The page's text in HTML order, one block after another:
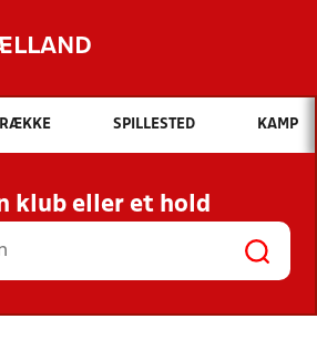
Hvad vil du søge efter?
INDHOLD OG NYHEDER
KLUBBER OG
HOLD
RÆKKE SPILLESTED KAMP
klub eller et hold